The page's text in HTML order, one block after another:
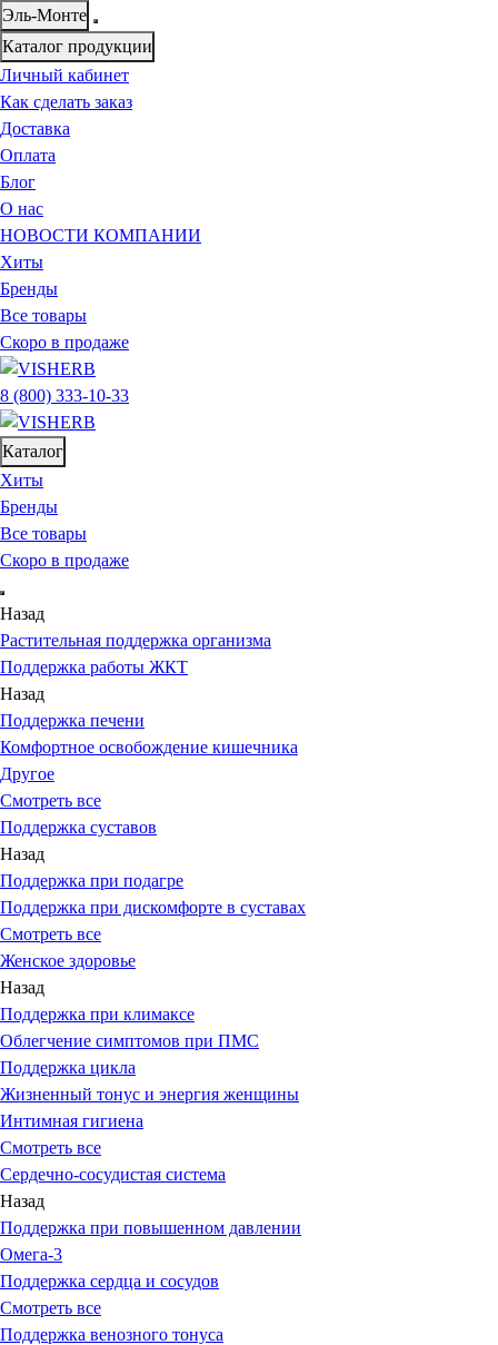
Эль-Монте
Каталог продукции
Личный кабинет
Как сделать заказ
Доставка
Оплата
Блог
О нас
НОВОСТИ КОМПАНИИ
Хиты
Бренды
Все товары
Скоро в продаже
8 (800) 333-10-33
Каталог
Хиты
Бренды
Все товары
Скоро в продаже
Назад
Растительная поддержка организма
Поддержка работы ЖКТ
Назад
Поддержка печени
Комфортное освобождение кишечника
Другое
Смотреть все
Поддержка суставов
Назад
Поддержка при подагре
Поддержка при дискомфорте в суставах
Смотреть все
Женское здоровье
Назад
Поддержка при климаксе
Облегчение симптомов при ПМС
Поддержка цикла
Жизненный тонус и энергия женщины
Интимная гигиена
Смотреть все
Сердечно-сосудистая система
Назад
Поддержка при повышенном давлении
Омега-3
Поддержка сердца и сосудов
Смотреть все
Поддержка венозного тонуса